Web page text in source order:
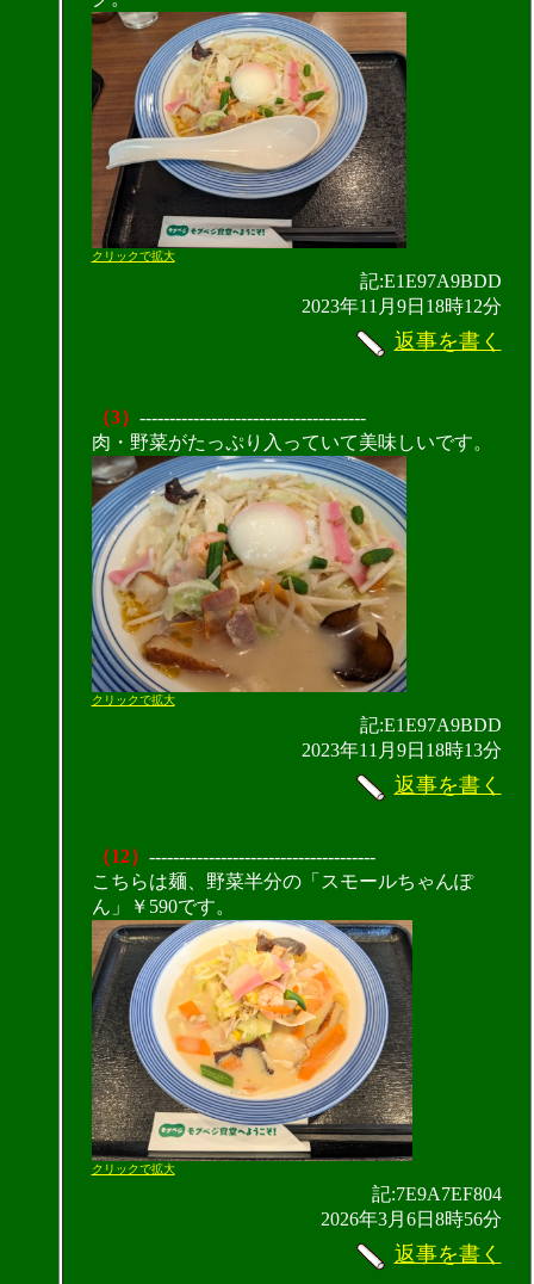
クリックで拡大
記:E1E97A9BDD
2023年11月9日18時12分
返事を書く
（3） --------------------------------------
肉・野菜がたっぷり入っていて美味しいです。
クリックで拡大
記:E1E97A9BDD
2023年11月9日18時13分
返事を書く
（12） --------------------------------------
こちらは麺、野菜半分の「スモールちゃんぽ
ん」￥590です。
クリックで拡大
記:7E9A7EF804
2026年3月6日8時56分
返事を書く